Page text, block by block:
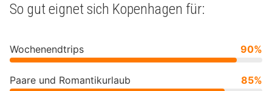
So gut eignet sich Kopenhagen für:
Wochenendtrips 90%
Paare und Romantikurlaub 85%